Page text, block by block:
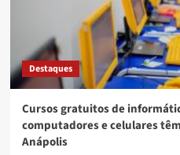
Destaques
Cursos gratuitos de
computadores e celulares
Anápolis